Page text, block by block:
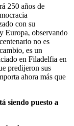
250 años de
con su
Europa, observando
no es
es un
en Filadelfia en
predijeron sus
ahora más que
siendo puesto a